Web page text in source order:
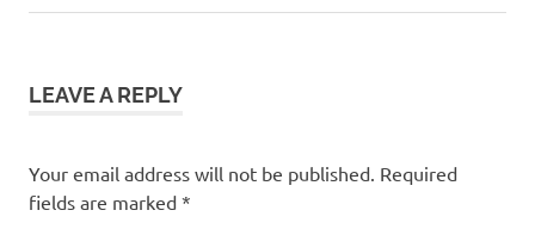
Post:
LEAVE A REPLY
Your email address will not be published. Required
fields are marked *